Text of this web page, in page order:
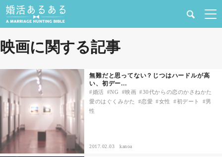
健康
恋愛の悩み
出会い
合コン・街コン
映画に関する記事
無難だと思ってない？じつはハードルが高
い、初デー…
婚活 NG 映画
30代からの恋のかさねかた
愛のはぐくみかた
恋愛 女性 初デート
男
性
2017.02.03 kanoa